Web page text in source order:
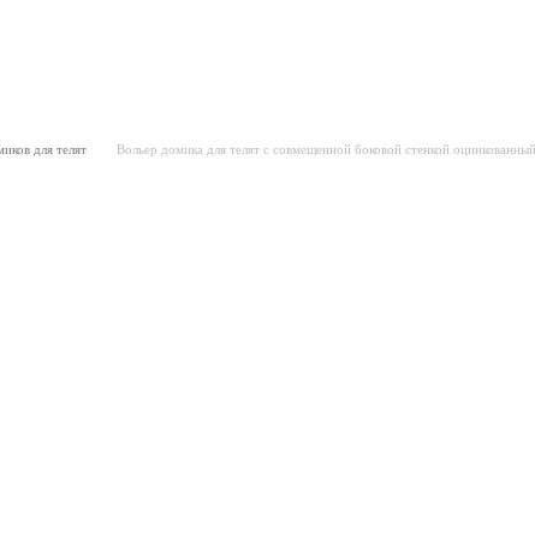
для телят Вольер домика для телят с совмещенной боковой стенкой